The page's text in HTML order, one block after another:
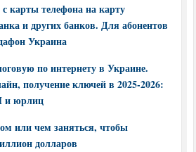
с карты телефона на карту
и других банков. Для абонентов
Украина
по интернету в Украине.
получение ключей в 2025-2026:
и юрлиц
или чем заняться, чтобы
долларов